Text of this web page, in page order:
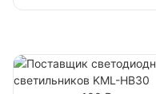
вывесок
прожектор для
освещения стен и
территорий.